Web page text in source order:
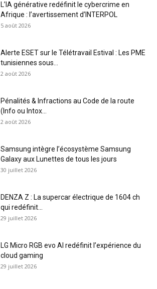
L’IA générative redéfinit le cybercrime en
Afrique : l’avertissement d’INTERPOL
5 août 2026
Alerte ESET sur le Télétravail Estival : Les PME
tunisiennes sous...
2 août 2026
Pénalités & Infractions au Code de la route
(Info ou Intox...
2 août 2026
Samsung intègre l’écosystème Samsung
Galaxy aux Lunettes de tous les jours
30 juillet 2026
DENZA Z : La supercar électrique de 1604 ch
qui redéfinit...
29 juillet 2026
LG Micro RGB evo AI redéfinit l’expérience du
cloud gaming
29 juillet 2026